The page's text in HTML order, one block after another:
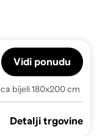
bijeli 180x200 cm
Vidi ponudu
Detalji trgovine